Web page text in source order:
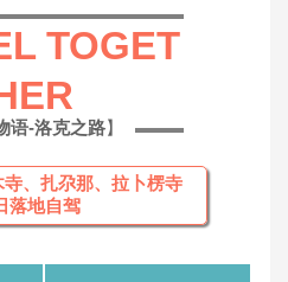
TOGET
语-洛克之路】
、扎尕那、拉卜楞寺
落地自驾